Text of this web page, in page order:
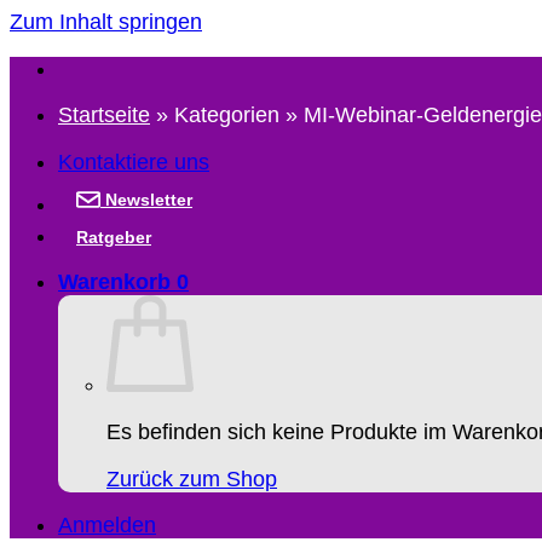
Zum Inhalt springen
Startseite » Kategorien » MI-Webinar-Geldenergie
Kontaktiere uns
Newsletter
Ratgeber
Warenkorb 0
Es befinden sich keine Produkte im
Zurück zum Shop
Anmelden